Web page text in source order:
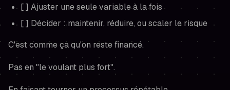
[ ] Ajuster une seule variable à la fois
[ ] Décider : maintenir, réduire, ou scaler le risque
C'est comme ça qu'on reste financé.
Pas en "le voulant plus fort".